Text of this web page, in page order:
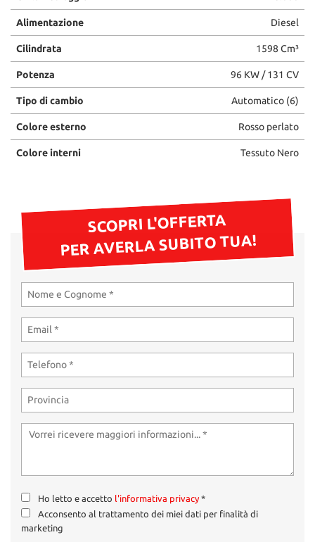
Alimentazione Diesel
Cilindrata 1598 Cm³
Potenza 96 KW / 131 CV
Tipo di cambio Automatico (6)
Colore esterno Rosso perlato
Colore interni Tessuto Nero
SCOPRI L'OFFERTA
PER AVERLA SUBITO TUA!
Ho letto e accetto l'informativa privacy*
Acconsento al trattamento dei miei dati per finalità di
marketing
questi
strumenti
tracciamento
si
alla
cookie
policy.
Puoi
rivedere
tue
scelte
in
qualsiasi
momento.
Cookie necessari
Cookie di marketing